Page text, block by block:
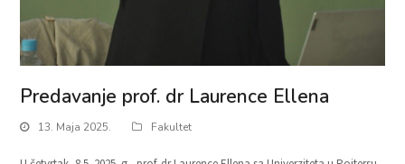
Predavanje prof. dr Laurence Ellena
13. Maja 2025. Fakultet